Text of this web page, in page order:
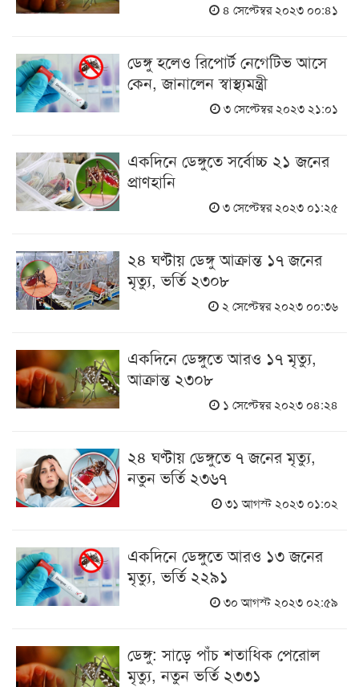
৪ সেপ্টেম্বর ২০২৩ ০০:৪১
ডেঙ্গু হলেও রিপোর্ট নেগেটিভ আসে
কেন, জানালেন স্বাস্থ্যমন্ত্রী
৩ সেপ্টেম্বর ২০২৩ ২১:০১
একদিনে ডেঙ্গুতে সর্বোচ্চ ২১ জনের
প্রাণহানি
৩ সেপ্টেম্বর ২০২৩ ০১:২৫
২৪ ঘণ্টায় ডেঙ্গু আক্রান্ত ১৭ জনের
মৃত্যু, ভর্তি ২৩০৮
২ সেপ্টেম্বর ২০২৩ ০০:৩৬
একদিনে ডেঙ্গুতে আরও ১৭ মৃত্যু,
আক্রান্ত ২৩০৮
১ সেপ্টেম্বর ২০২৩ ০৪:২৪
২৪ ঘণ্টায় ডেঙ্গুতে ৭ জনের মৃত্যু,
নতুন ভর্তি ২৩৬৭
৩১ আগস্ট ২০২৩ ০১:০২
একদিনে ডেঙ্গুতে আরও ১৩ জনের
মৃত্যু, ভর্তি ২২৯১
৩০ আগস্ট ২০২৩ ০২:৫৯
ডেঙ্গু: সাড়ে পাঁচ শতাধিক পেরোল
মৃত্যু, নতুন ভর্তি ২৩৩১